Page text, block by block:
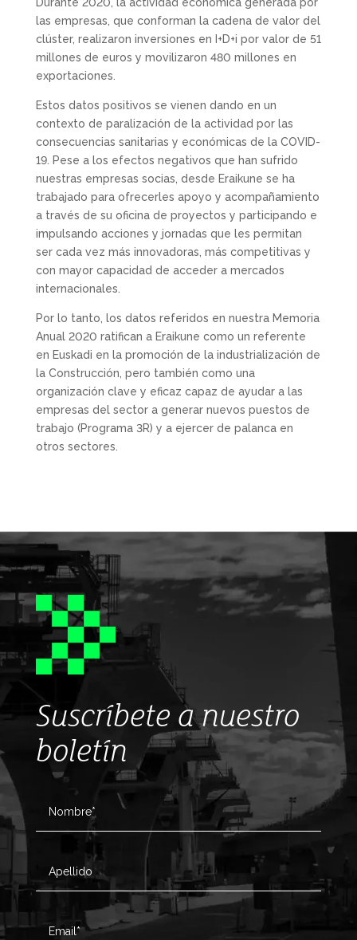
las empresas, que conforman la cadena de valor del
clúster, realizaron inversiones en I+D+i por valor de 51
millones de euros y movilizaron 480 millones en
exportaciones.
Estos datos positivos se vienen dando en un
contexto de paralización de la actividad por las
consecuencias sanitarias y económicas de la COVID-
19. Pese a los efectos negativos que han sufrido
nuestras empresas socias, desde Eraikune se ha
trabajado para ofrecerles apoyo y acompañamiento
a través de su oficina de proyectos y participando e
impulsando acciones y jornadas que les permitan
ser cada vez más innovadoras, más competitivas y
con mayor capacidad de acceder a mercados
internacionales.
Por lo tanto, los datos referidos en nuestra Memoria
Anual 2020 ratifican a Eraikune como un referente
en Euskadi en la promoción de la industrialización de
la Construcción, pero también como una
organización clave y eficaz capaz de ayudar a las
empresas del sector a generar nuevos puestos de
trabajo (Programa 3R) y a ejercer de palanca en
otros sectores.
Suscríbete a nuestro
boletín